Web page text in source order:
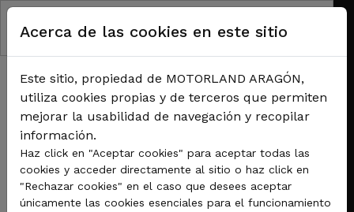
Pasar al contenido principal
RUTA DE NAVEGACIÓN
Las 10 finales del Campeonato de Aragón de Karting y la Copa Mojo, este
domingo en MotorLand
Acerca de las cookies en este sitio
Este sitio, propiedad de MOTORLAND ARAGÓN,
utiliza cookies propias y de terceros que permiten
mejorar la usabilidad de navegación y recopilar
información.
Haz click en "Aceptar cookies" para aceptar todas las
cookies y acceder directamente al sitio o haz click en
"Rechazar cookies" en el caso que desees aceptar
únicamente las cookies esenciales para el funcionamiento